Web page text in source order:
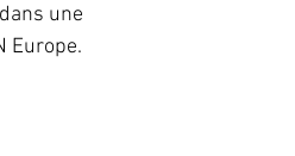
une
Europe.